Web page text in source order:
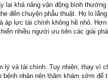
lại khả năng vận động bình thường
đến chuyện phẫu thuật. Họ lo
áp lực tài chính không hề nhỏ.
nhiều người ưu tiên các giải
và tài chính. Tuy nhiên, thay vì
nhân nên thăm khám sớm để